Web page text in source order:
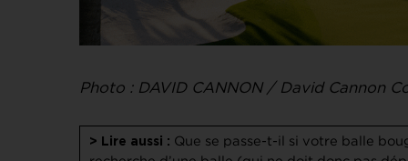
Photo : DAVID CANNON / David Cannon
> Lire aussi : Que se passe-t-il si votre balle